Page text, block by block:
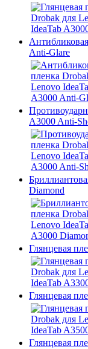
Anti-Glare
A3000 Anti-
Diamond
Глянцевая
Глянцевая
Глянцевая